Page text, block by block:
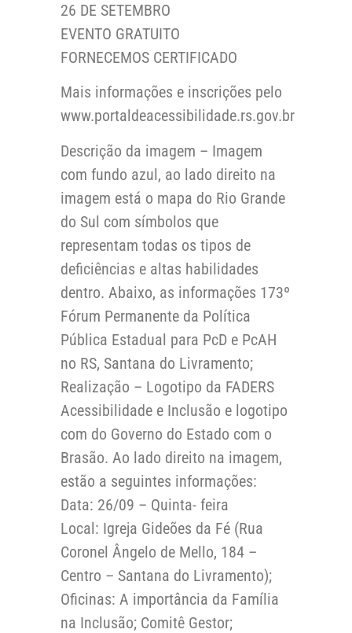
26 DE SETEMBRO
EVENTO GRATUITO
FORNECEMOS CERTIFICADO
Mais informações e inscrições pelo
www.portaldeacessibilidade.rs.gov.br
Descrição da imagem – Imagem
com fundo azul, ao lado direito na
imagem está o mapa do Rio Grande
do Sul com símbolos que
representam todas os tipos de
deficiências e altas habilidades
dentro. Abaixo, as informações 173º
Fórum Permanente da Política
Pública Estadual para PcD e PcAH
no RS, Santana do Livramento;
Realização – Logotipo da FADERS
Acessibilidade e Inclusão e logotipo
com do Governo do Estado com o
Brasão. Ao lado direito na imagem,
estão a seguintes informações:
Data: 26/09 – Quinta- feira
Local: Igreja Gideões da Fé (Rua
Coronel Ângelo de Mello, 184 –
Centro – Santana do Livramento);
Oficinas: A importância da Família
na Inclusão; Comitê Gestor;